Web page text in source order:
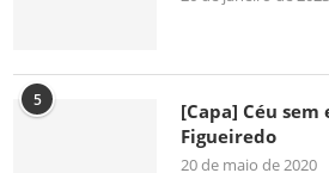
5
[Capa] Céu
Figueiredo
20 de maio de 2020